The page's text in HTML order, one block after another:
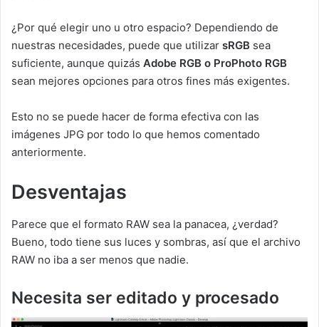
¿Por qué elegir uno u otro espacio? Dependiendo de
nuestras necesidades, puede que utilizar sRGB sea
suficiente, aunque quizás Adobe RGB o ProPhoto RGB
sean mejores opciones para otros fines más exigentes.
Esto no se puede hacer de forma efectiva con las
imágenes JPG por todo lo que hemos comentado
anteriormente.
Desventajas
Parece que el formato RAW sea la panacea, ¿verdad?
Bueno, todo tiene sus luces y sombras, así que el archivo
RAW no iba a ser menos que nadie.
Necesita ser editado y procesado